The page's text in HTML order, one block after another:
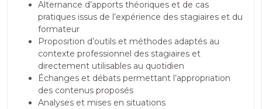
Alternance d’apports théoriques et de cas
pratiques issus de l’expérience des stagiaires et du
formateur
Proposition d’outils et méthodes adaptés au
contexte professionnel des stagiaires et
directement utilisables au quotidien
Échanges et débats permettant l’appropriation
des contenus proposés
Analyses et mises en situations